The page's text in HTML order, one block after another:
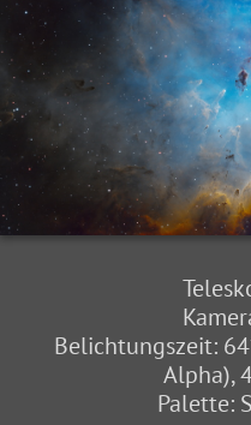
Belichtungszeit:
Alpha),
Palette: